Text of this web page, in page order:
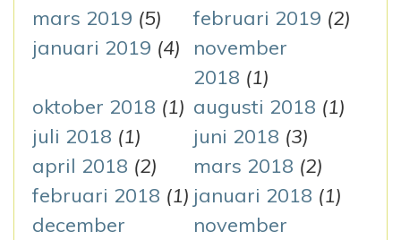
mars 2019 (5) februari 2019 (2)
januari 2019 (4)
november
2018 (1)
oktober 2018 (1) augusti 2018 (1)
juli 2018 (1) juni 2018 (3)
april 2018 (2) mars 2018 (2)
februari 2018 (1) januari 2018 (1)
december
november